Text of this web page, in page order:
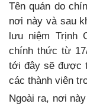
Tên quán do
nơi này và sau
lưu niệm Trịnh
chính thức từ
tới đây sẽ được
các thành viên
Ngoài ra, nơi